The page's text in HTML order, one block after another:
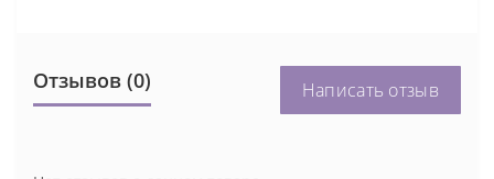
Отзывов (0) Написать отзыв